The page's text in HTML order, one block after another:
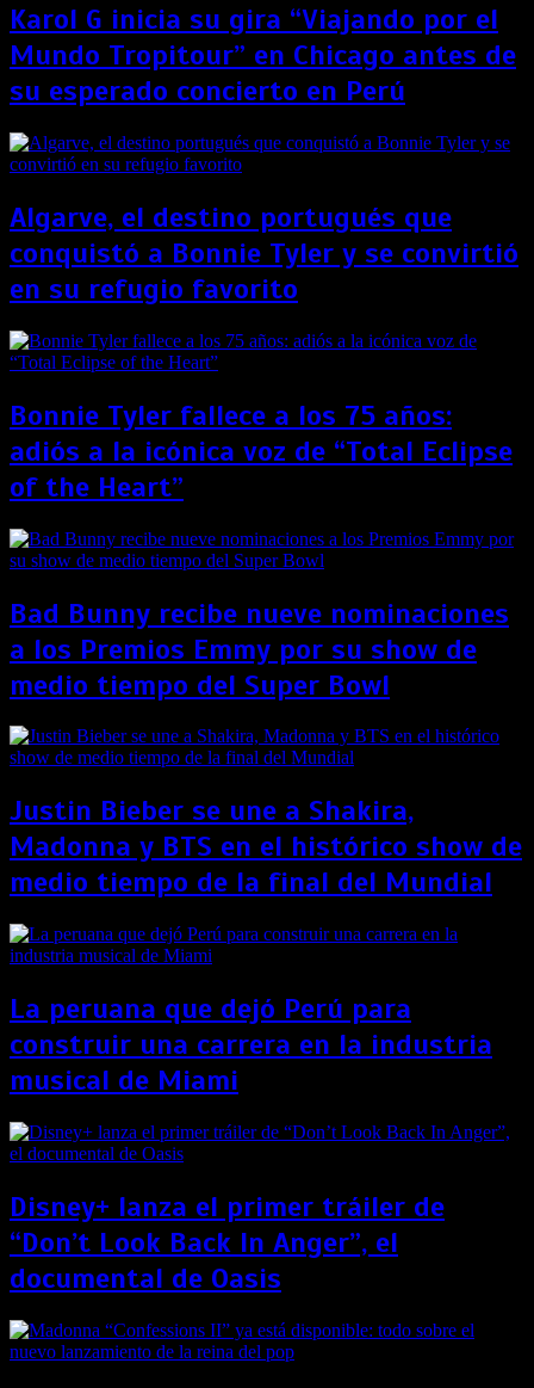
Karol G inicia su gira “Viajando por el
Mundo Tropitour” en Chicago antes de
su esperado concierto en Perú
Algarve, el destino portugués que
conquistó a Bonnie Tyler y se convirtió
en su refugio favorito
Bonnie Tyler fallece a los 75 años:
adiós a la icónica voz de “Total Eclipse
of the Heart”
Bad Bunny recibe nueve nominaciones
a los Premios Emmy por su show de
medio tiempo del Super Bowl
Justin Bieber se une a Shakira,
Madonna y BTS en el histórico show de
medio tiempo de la final del Mundial
La peruana que dejó Perú para
construir una carrera en la industria
musical de Miami
Disney+ lanza el primer tráiler de
“Don’t Look Back In Anger”, el
documental de Oasis